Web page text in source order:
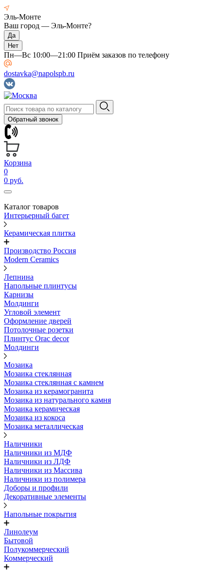
Эль-Монте
Ваш город — Эль-Монте?
Пн—Вс 10:00—21:00 Приём заказов по телефону
dostavka@napolspb.ru
Обратный звонок
Корзина
0
0 руб.
Каталог товаров
Интерьерный багет
Керамическая плитка
Производство Россия
Modern Ceramics
Лепнина
Напольные плинтусы
Карнизы
Молдинги
Угловой элемент
Оформление дверей
Потолочные розетки
Плинтус Orac decor
Молдинги
Мозаика
Мозаика стеклянная
Мозаика стеклянная с камнем
Мозаика из керамогранита
Мозаика из натурального камня
Мозаика керамическая
Мозаика из кокоса
Мозаика металлическая
Наличники
Наличники из МДФ
Наличники из ЛДФ
Наличники из Массива
Наличники из полимера
Доборы и профили
Декоративные элементы
Напольные покрытия
Линолеум
Бытовой
Полукоммерческий
Коммерческий